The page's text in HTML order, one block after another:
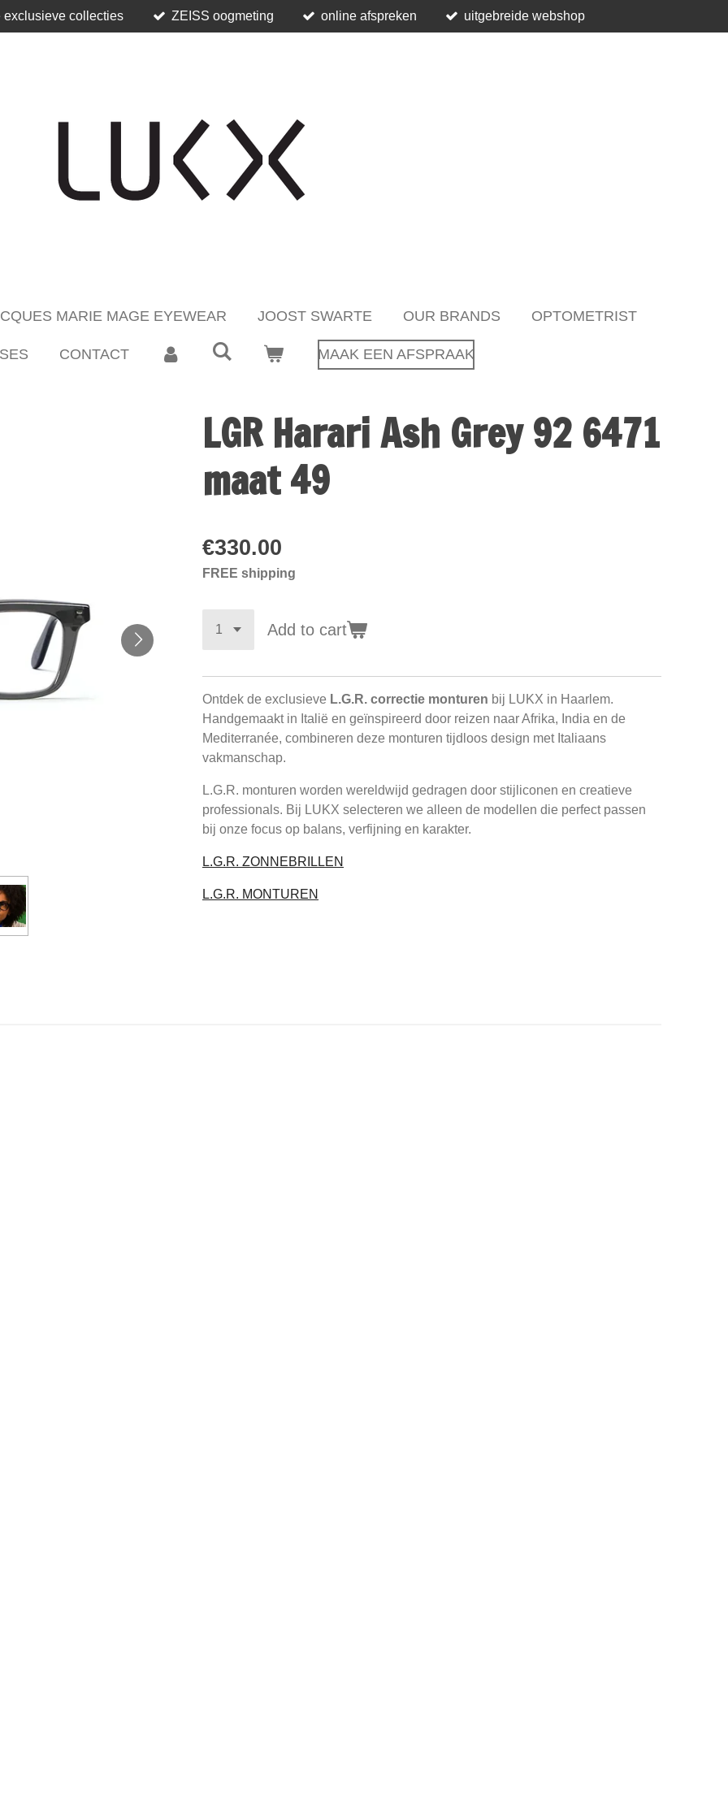
exclusieve collecties ZEISS oogmeting online afspreken uitgebreide webshop
MARIE MAGE EYEWEAR JOOST SWARTE OUR BRANDS OPTOMETRIST
CONTACT MAAK EEN AFSPRAAK
LGR Harari Ash Grey 92 6471
maat 49
€330.00
FREE shipping
Add to cart
Ontdek de exclusieve L.G.R. correctie monturen bij LUKX in Haarlem.
Handgemaakt in Italië en geïnspireerd door reizen naar Afrika, India en de
Mediterranée, combineren deze monturen tijdloos design met Italiaans
vakmanschap.
L.G.R. monturen worden wereldwijd gedragen door stijliconen en creatieve
professionals. Bij LUKX selecteren we alleen de modellen die perfect passen
bij onze focus op balans, verfijning en karakter.
L.G.R. ZONNEBRILLEN
L.G.R. MONTUREN